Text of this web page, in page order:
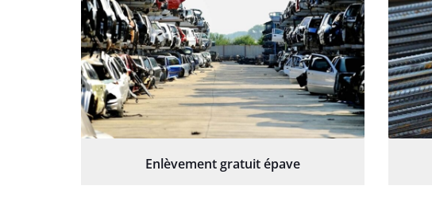
Enlèvement gratuit épave